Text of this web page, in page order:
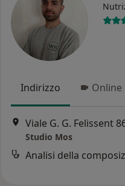
Indirizzo Online
Viale G. G. Felissent
Studio Mos
Analisi della